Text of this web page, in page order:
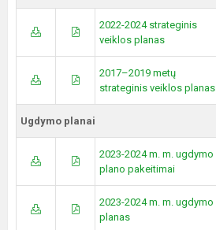
2022-2024 strateginis
veiklos planas
2017–2019 metų
strateginis veiklos planas
Ugdymo planai
2023-2024 m. m. ugdymo
plano pakeitimai
2023-2024 m. m. ugdymo
planas